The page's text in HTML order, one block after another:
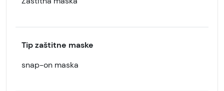
Tip zaštitne maske
snap-on maska